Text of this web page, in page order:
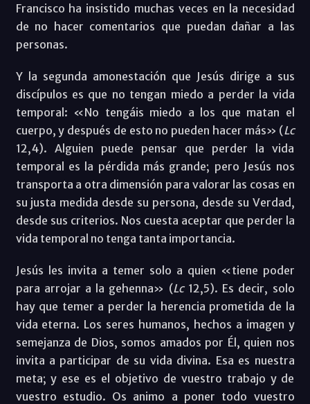
Francisco ha insistido muchas veces en la necesidad
de no hacer comentarios que puedan dañar a las
personas.
Y la segunda amonestación que Jesús dirige a sus
discípulos es que no tengan miedo a perder la vida
temporal: «No tengáis miedo a los que matan el
cuerpo, y después de esto no pueden hacer más» (Lc
12,4). Alguien puede pensar que perder la vida
temporal es la pérdida más grande; pero Jesús nos
transporta a otra dimensión para valorar las cosas en
su justa medida desde su persona, desde su Verdad,
desde sus criterios. Nos cuesta aceptar que perder la
vida temporal no tenga tanta importancia.
Jesús les invita a temer solo a quien «tiene poder
para arrojar a la gehenna» (Lc12,5). Es decir, solo
hay que temer a perder la herencia prometida de la
vida eterna. Los seres humanos, hechos a imagen y
semejanza de Dios, somos amados por Él, quien nos
invita a participar de su vida divina. Esa es nuestra
meta; y ese es el objetivo de vuestro trabajo y de
vuestro estudio. Os animo a poner todo vuestro